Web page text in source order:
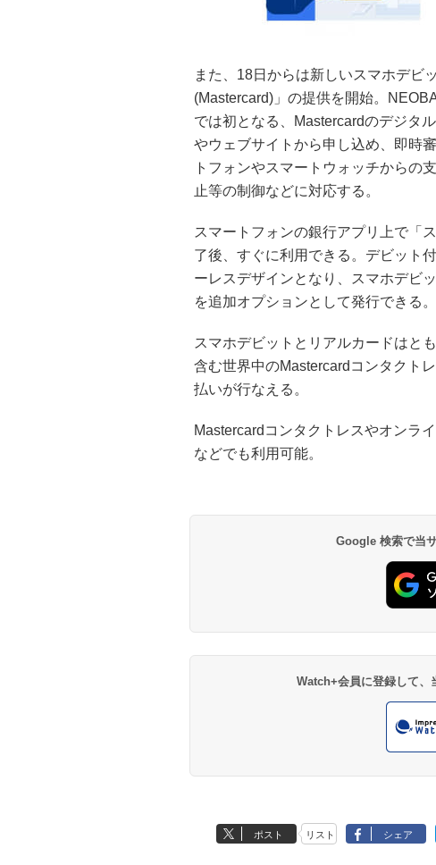
また、18日からは新しいスマホデビ
(Mastercard)」の提供を開始。
では初となる、Mastercardのデジタ
やウェブサイトから申し込め、即時
トフォンやスマートウォッチからの
止等の制御などに対応する。
スマートフォンの銀行アプリ上で「
了後、すぐに利用できる。デビット
ーレスデザインとなり、スマホデビ
を追加オプションとして発行できる。
スマホデビットとリアルカードはと
含む世界中のMastercardコンタクト
払いが行なえる。
Mastercardコンタクトレスやオンラ
などでも利用可能。
Google 検索で当
Watch+会員に登録して、
ポスト リスト シェア